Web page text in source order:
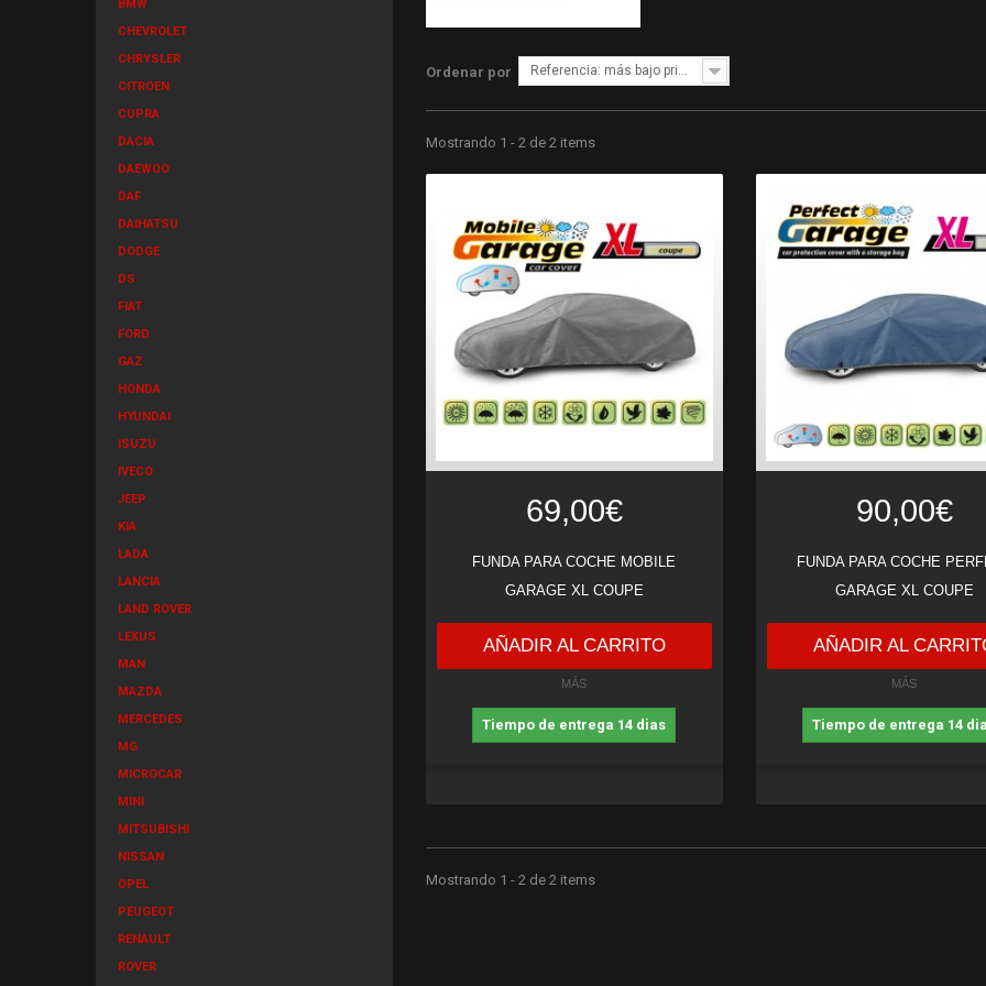
BMW
CHEVROLET
CHRYSLER
CITROEN
CUPRA
DACIA
DAEWOO
DAF
DAIHATSU
DODGE
DS
FIAT
FORD
GAZ
HONDA
HYUNDAI
ISUZU
IVECO
JEEP
KIA
LADA
LANCIA
LAND ROVER
LEXUS
MAN
MAZDA
MERCEDES
MG
MICROCAR
MINI
MITSUBISHI
NISSAN
OPEL
PEUGEOT
RENAULT
ROVER
Ordenar por Referencia: más bajo primero
Mostrando 1 - 2 de 2 items
69,00€
FUNDA PARA COCHE MOBILE
GARAGE XL COUPE
AÑADIR AL CARRITO
MÁS
Tiempo de entrega 14 dias
90,00€
FUNDA PARA COCHE
GARAGE XL COUPE
AÑADIR AL
MÁS
Tiempo de entrega 14
Mostrando 1 - 2 de 2 items